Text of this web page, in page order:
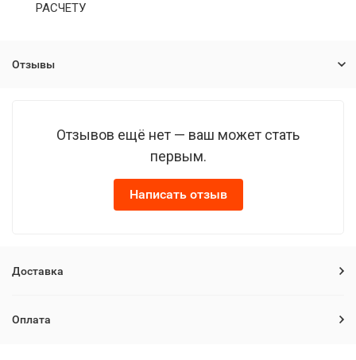
РАСЧЕТУ
Отзывы
Отзывов ещё нет — ваш может стать
первым.
Написать отзыв
Доставка
Оплата